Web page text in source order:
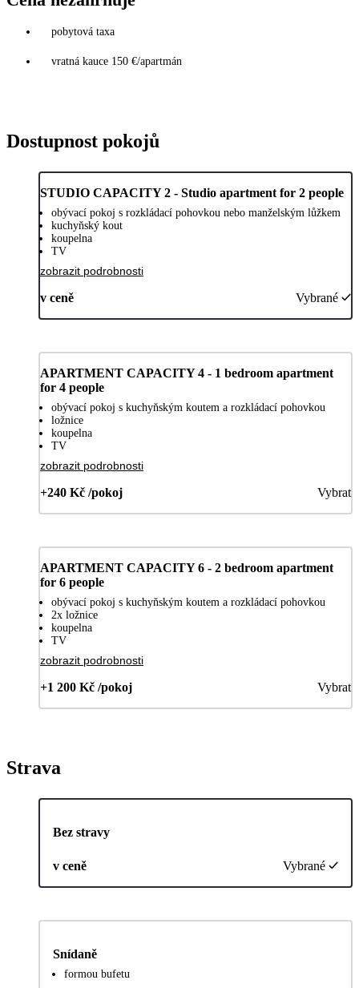
pobytová taxa
vratná kauce 150 €/apartmán
Dostupnost pokojů
STUDIO CAPACITY 2 - Studio apartment for 2 people
obývací pokoj s rozkládací pohovkou nebo manželským lůžkem
kuchyňský kout
koupelna
TV
zobrazit podrobnosti
v ceně Vybrané
APARTMENT CAPACITY 4 - 1 bedroom apartment
for 4 people
obývací pokoj s kuchyňským koutem a rozkládací pohovkou
ložnice
koupelna
TV
zobrazit podrobnosti
+240 Kč /pokoj Vybrat
APARTMENT CAPACITY 6 - 2 bedroom apartment
for 6 people
obývací pokoj s kuchyňským koutem a rozkládací pohovkou
2x ložnice
koupelna
TV
zobrazit podrobnosti
+1 200 Kč /pokoj Vybrat
Strava
Bez stravy
v ceně Vybrané
Snídaně
formou bufetu